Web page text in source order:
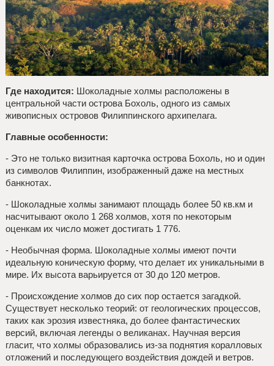
Где находится: Шоколадные холмы расположены в
центральной части острова Бохоль, одного из самых
живописных островов Филиппинского архипелага.
Главные особенности:
- Это не только визитная карточка острова Бохоль, но и один
из символов Филиппин, изображенный даже на местных
банкнотах.
- Шоколадные холмы занимают площадь более 50 кв.км и
насчитывают около 1 268 холмов, хотя по некоторым
оценкам их число может достигать 1 776.
- Необычная форма. Шоколадные холмы имеют почти
идеальную коническую форму, что делает их уникальными в
мире. Их высота варьируется от 30 до 120 метров.
- Происхождение холмов до сих пор остается загадкой.
Существует несколько теорий: от геологических процессов,
таких как эрозия известняка, до более фантастических
версий, включая легенды о великанах. Научная версия
гласит, что холмы образовались из-за поднятия коралловых
отложений и последующего воздействия дождей и ветров.